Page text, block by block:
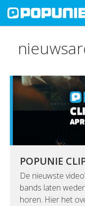
POPUNIE
De nieuwste
bands laten
horen. Hier het